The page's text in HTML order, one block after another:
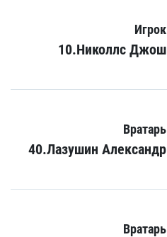
Игрок
10.Николлс Джош
Вратарь
40.Лазушин Александр
Вратарь